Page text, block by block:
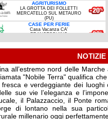
AGRITURISMO
LA GROTTA DEI FOLLETTI
MERCATELLO SUL METAURO
(PU)
CASE PER FERIE
Casa Vacanza CA'
FRANCESCHINO
COUNTRY HOUSE
MERCATELLO SUL METAURO
(PU)
-0%
B&B
CASA BALDUCCI
MERCATELLO SUL METAURO
(PU)
B&B
LE ROSE DI TERESINA
MERCATELLO SUL METAURO
(PU)
NOTIZIE
all’estremo nord delle
"Nobile Terra" qualifica
e verdeggiante dei
sue vie l’eleganza e
il Palazzaccio, il Ponte
di lontano nella sua
millenario oggi